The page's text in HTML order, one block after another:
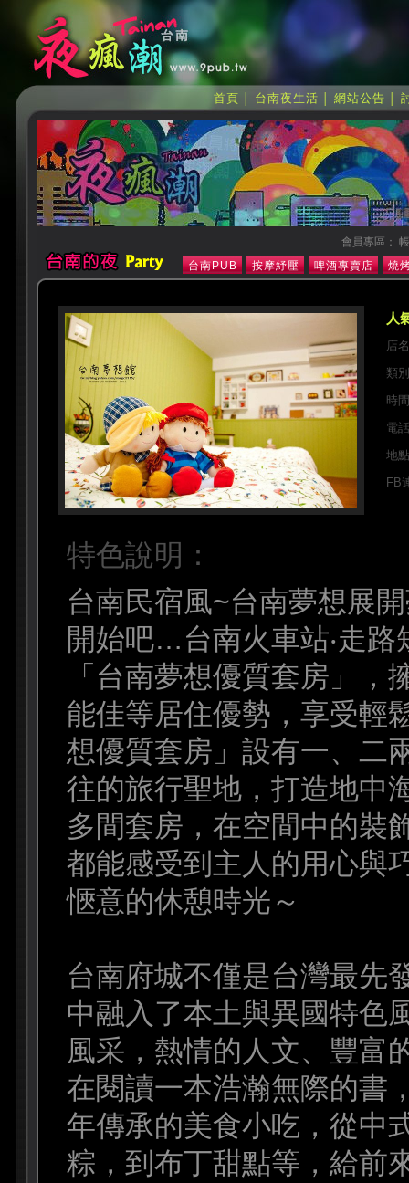
首頁 台南夜生活 網站公告
會員專區：
台南PUB
按摩紓壓 啤酒專賣店 燒
人
店
類
時
電
地
FB
特色說明：
台南民宿風~台南夢想展
開始吧…台南火車站‧走路
「台南夢想優質套房」，
能佳等居住優勢，享受輕
想優質套房」設有一、二
往的旅行聖地，打造地中
多間套房，在空間中的裝
都能感受到主人的用心與
愜意的休憩時光～
台南府城不僅是台灣最先
中融入了本土與異國特色
風采，熱情的人文、豐富
在閱讀一本浩瀚無際的書
年傳承的美食小吃，從中
粽，到布丁甜點等，給前